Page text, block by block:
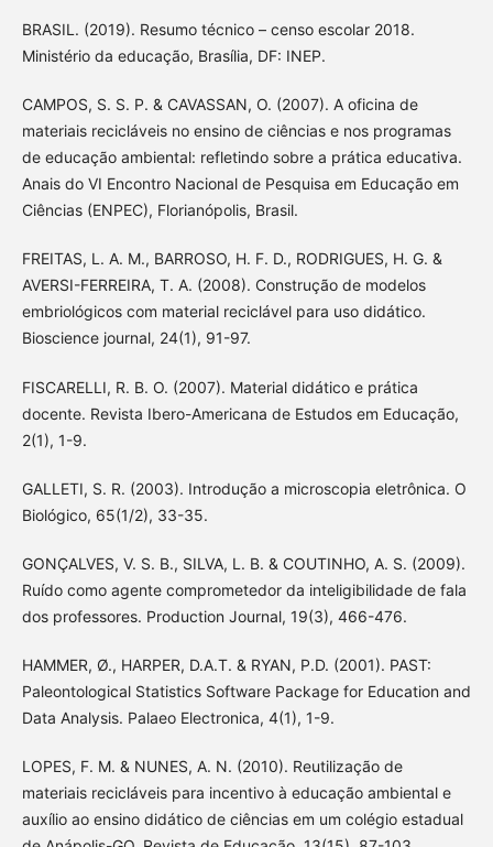
BRASIL. (2019). Resumo técnico – censo escolar 2018.
Ministério da educação, Brasília, DF: INEP.
CAMPOS, S. S. P. & CAVASSAN, O. (2007). A oficina de
materiais recicláveis no ensino de ciências e nos programas
de educação ambiental: refletindo sobre a prática educativa.
Anais do VI Encontro Nacional de Pesquisa em Educação em
Ciências (ENPEC), Florianópolis, Brasil.
FREITAS, L. A. M., BARROSO, H. F. D., RODRIGUES, H. G. &
AVERSI-FERREIRA, T. A. (2008). Construção de modelos
embriológicos com material reciclável para uso didático.
Bioscience journal, 24(1), 91-97.
FISCARELLI, R. B. O. (2007). Material didático e prática
docente. Revista Ibero-Americana de Estudos em Educação,
2(1), 1-9.
GALLETI, S. R. (2003). Introdução a microscopia eletrônica. O
Biológico, 65(1/2), 33-35.
GONÇALVES, V. S. B., SILVA, L. B. & COUTINHO, A. S. (2009).
Ruído como agente comprometedor da inteligibilidade de fala
dos professores. Production Journal, 19(3), 466-476.
HAMMER, Ø., HARPER, D.A.T. & RYAN, P.D. (2001). PAST:
Paleontological Statistics Software Package for Education and
Data Analysis. Palaeo Electronica, 4(1), 1-9.
LOPES, F. M. & NUNES, A. N. (2010). Reutilização de
materiais recicláveis para incentivo à educação ambiental e
auxílio ao ensino didático de ciências em um colégio estadual